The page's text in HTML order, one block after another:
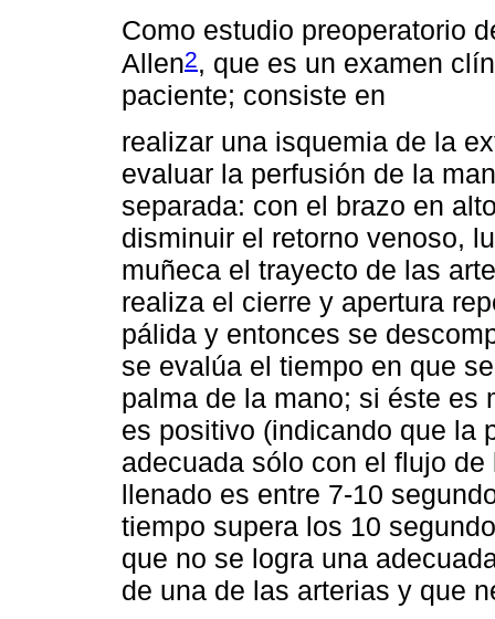
Como estudio preoperatorio
Allen2, que es un examen
paciente; consiste en
realizar una isquemia de la
evaluar la perfusión de la
separada: con el brazo en
disminuir el retorno venoso,
muñeca el trayecto de las
realiza el cierre y apertura
pálida y entonces se
se evalúa el tiempo en que
palma de la mano; si éste es
es positivo (indicando que la
adecuada sólo con el flujo
llenado es entre 7-10
tiempo supera los 10
que no se logra una
de una de las arterias y que